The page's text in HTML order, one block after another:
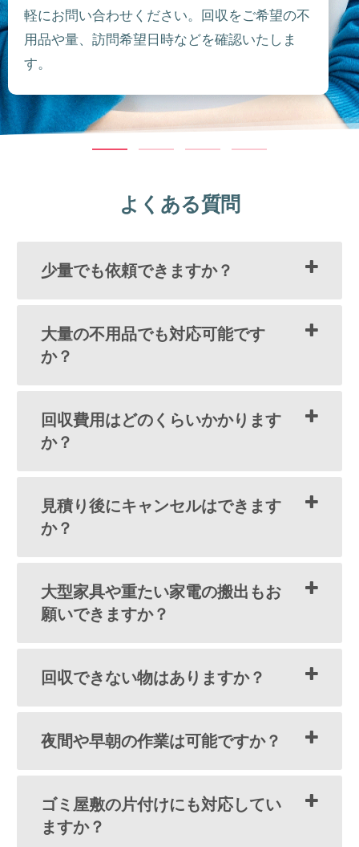
軽にお問い合わせください。回収をご希望の不
用品や量、訪問希望日時などを確認いたしま
す。
よくある質問
少量でも依頼できますか？
大量の不用品でも対応可能です
か？
回収費用はどのくらいかかります
か？
見積り後にキャンセルはできます
か？
大型家具や重たい家電の搬出もお
願いできますか？
回収できない物はありますか？
夜間や早朝の作業は可能ですか？
ゴミ屋敷の片付けにも対応してい
ますか？